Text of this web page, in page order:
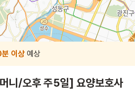
이상 예상
니/오후 주5일] 요양보호사